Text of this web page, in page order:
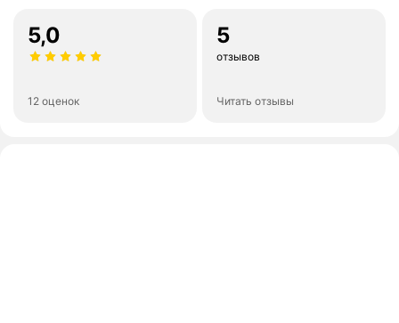
5,0
12 оценок
5
отзывов
Читать отзывы